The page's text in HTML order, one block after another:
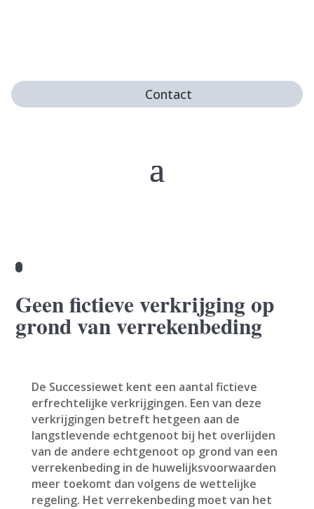
Contact
Geen fictieve verkrijging op
grond van verrekenbeding
De Successiewet kent een aantal fictieve
erfrechtelijke verkrijgingen. Een van deze
verkrijgingen betreft hetgeen aan de
langstlevende echtgenoot bij het overlijden
van de andere echtgenoot op grond van een
verrekenbeding in de huwelijksvoorwaarden
meer toekomt dan volgens de wettelijke
regeling. Het verrekenbeding moet van het